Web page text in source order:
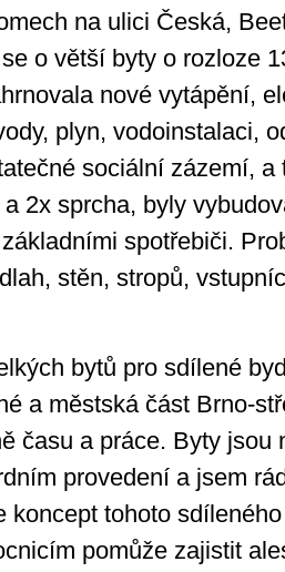
na ulici Česká,
o větší byty o rozloze
nové vytápění,
plyn, vodoinstalaci,
sociální zázemí, a
2x sprcha, byly
spotřebiči.
stěn, stropů,
bytů pro sdílené
a městská část Brno-
času a práce. Byty jsou
provedení a jsem
koncept tohoto
pomůže zajistit